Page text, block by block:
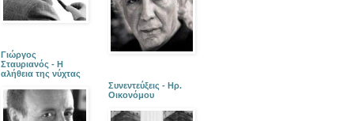
Γιώργος
Σταυριανός - Η
αλήθεια της νύχτας
Συνεντεύξεις - Ηρ.
Οικονόμου